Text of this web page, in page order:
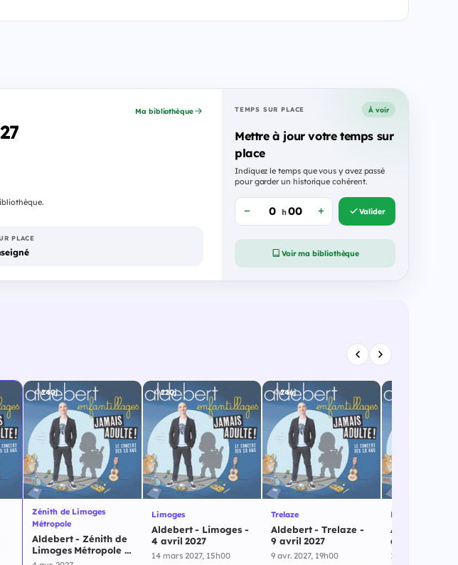
Ma bibliothèque
PLACE
TEMPS SUR PLACE À voir
Mettre à jour votre temps sur
place
Indiquez le temps que vous y avez passé
pour garder un historique cohérent.
h Valider
Voir ma bibliothèque
240j
Zénith de Limoges
Métropole
Aldebert - Zénith de
Limoges Métropole -
4 avril 2027
220j
Limoges
Aldebert - Limoges -
4 avril 2027
14 mars 2027, 15h00
246j
Trelaze
Aldebert - Trelaze -
9 avril 2027
9 avr. 2027, 19h00
Lille
Aldebert -
avril 2027
10 avr. 2027